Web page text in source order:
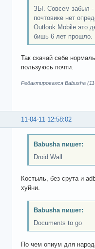
ЗЫ. Совсем забыл -
почтовике нет
Outlook Mobile это
бишь 6 лет прошло.
Так скачай себе
пользуюсь почти.
Редактировался Babusha
11-04-11 12:58:02
Babusha пишет:
Droid Wall
Костыль, без срута и
хуйни.
Babusha пишет:
Documents to go
По чем опиум для